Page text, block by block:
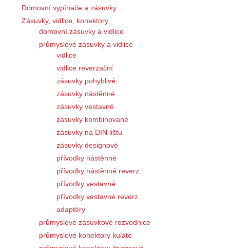
Domovní vypínače a zásuvky
Zásuvky, vidlice, konektory
domovní zásuvky a vidlice
průmyslové zásuvky a vidlice
vidlice
vidlice reverzační
zásuvky pohyblivé
zásuvky nástěnné
zásuvky vestavné
zásuvky kombinované
zásuvky na DIN lištu
zásuvky designové
přívodky nástěnné
přívodky nástěnné reverz.
přívodky vestavné
přívodky vestavné reverz.
adaptéry
průmyslové zásuvkové rozvodnice
průmyslové konektory kulaté